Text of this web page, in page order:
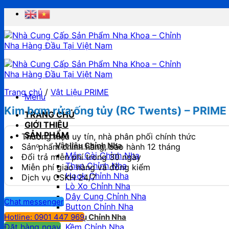
Chuyển
nội
dung
Menu
TRANG CHỦ
GIỚI THIỆU
SẢN PHẨM
Vật liệu Chỉnh Nha
Mắc Cài Chỉnh Nha
Thun Chỉnh Nha
Hook Chỉnh Nha
Lò Xo Chỉnh Nha
Dây Cung Chỉnh Nha
Button Chỉnh Nha
Dụng Cụ Chỉnh Nha
Kềm Chỉnh Nha
Trang chủ / Vật Liệu PRIME
Kim bơm rửa ống tủy (RC Twents) – PRIME
Thương hiệu uy tín, nhà phân phối chính thức
Sản phẩm chính hãng, bảo hành 12 tháng
Đổi trả miễn phí trong 30 ngày
Miễn phí giao hàng và đồng kiểm
Dịch vụ CSKH 24/7
Chat messenger
Hotline: 0901 447 969